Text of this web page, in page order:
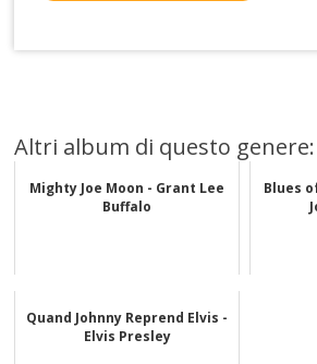
Altri album di questo genere:
Mighty Joe Moon - Grant Lee
Buffalo
Blues
Quand Johnny Reprend Elvis -
Elvis Presley